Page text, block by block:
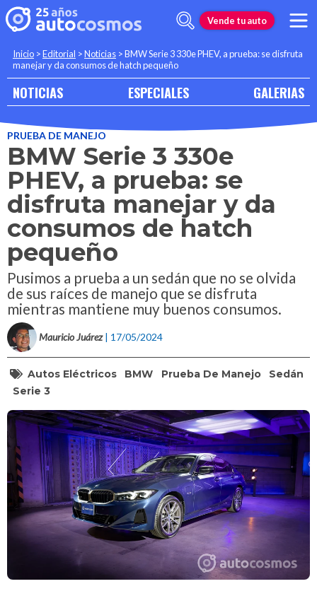
Vende tu auto
Inicio >Editorial >Noticias >BMW Serie 3 330e PHEV, a prueba: se disfruta
manejar y da consumos de hatch pequeño
NOTICIAS ESPECIALES GALERIAS
PRUEBA DE MANEJO
BMW Serie 3 330e
PHEV, a prueba: se
disfruta manejar y da
consumos de hatch
pequeño
Pusimos a prueba a un sedán que no se olvida
de sus raíces de manejo que se disfruta
mientras mantiene muy buenos consumos.
Mauricio Juárez | 17/05/2024
Autos Eléctricos BMW Prueba De Manejo
Sedán
Serie 3